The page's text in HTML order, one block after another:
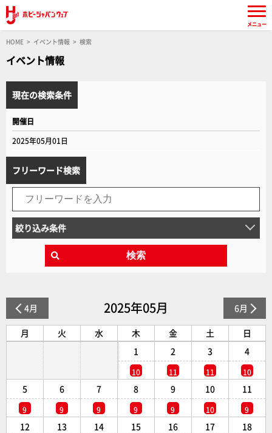
HOME イベント情報 検索
イベント情報
現在の検索条件
開催日
2025年05月01日
フリーワード検索
絞り込み条件
検索
4月 2025年05月 6月
月 火 水 木 金 土
日
1
10
2
11
3
11
4
10
5
9
6
9
7
9
8
9
9
9
10
10
11
9
12 13 14 15 16 17 18
メニュー